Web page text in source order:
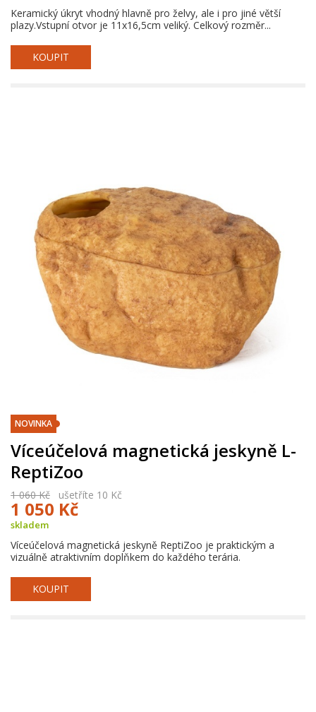
Keramický úkryt vhodný hlavně pro želvy, ale i pro jiné větší
plazy.Vstupní otvor je 11x16,5cm veliký. Celkový rozměr...
KOUPIT
NOVINKA
Víceúčelová magnetická jeskyně L-
ReptiZoo
1 060 Kč ušetříte 10 Kč
1 050 Kč
skladem
Víceúčelová magnetická jeskyně ReptiZoo je praktickým a
vizuálně atraktivním doplňkem do každého terária.
KOUPIT